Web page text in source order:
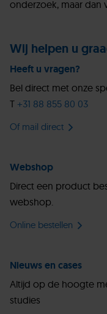
onderzoek, maar dan
Wij helpen u
Heeft u vragen?
Bel direct met onze
T +31 88 855 80 03
Of mail direct
Webshop
Direct een product
webshop.
Online bestellen
Nieuws en cases
Altijd op de hoogte
studies